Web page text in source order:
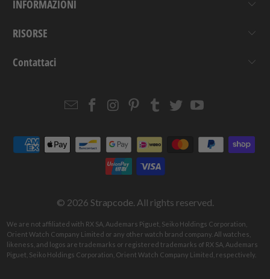
INFORMAZIONI
RISORSE
Contattaci
EmailStrapcode
Facebook
Strapcode
Instagram
Strapcode
Pinterest
Strapcode
Tumblr
Strapcode
TwitterYouTube
© 2026 Strapcode. All rights reserved.
We are not affiliated with RX SA, Audemars Piguet, Seiko Holdings Corporation,
Orient Watch Company Limited or any other watch brand company. All watches,
likeness, and logos are trademarks or registered trademarks of RX SA, Audemars
Piguet, Seiko Holdings Corporation, Orient Watch Company Limited, respectively.